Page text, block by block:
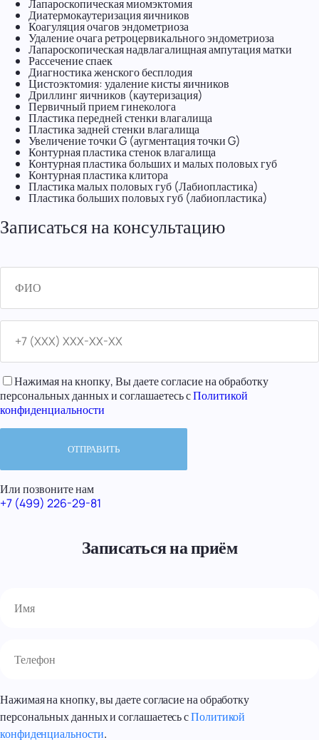
Лапароскопическая миомэктомия
Диатермокаутеризация яичников
Коагуляция очагов эндометриоза
Удаление очага ретроцервикального эндометриоза
Лапароскопическая надвлагалищная ампутация матки
Рассечение спаек
Диагностика женского бесплодия
Цистоэктомия: удаление кисты яичников
Дриллинг яичников (каутеризация)
Первичный прием гинеколога
Пластика передней стенки влагалища
Пластика задней стенки влагалища
Увеличение точки G (аугментация точки G)
Контурная пластика стенок влагалища
Контурная пластика больших и малых половых губ
Контурная пластика клитора
Пластика малых половых губ (Лабиопластика)
Пластика больших половых губ (лабиопластика)
Записаться на консультацию
Нажимая на кнопку, Вы даете согласие на обработку
персональных данных и соглашаетесь сПолитикой
конфиденциальности
Или позвоните нам
+7 (499) 226-29-81
Записаться на приём
Нажимая на кнопку, вы даете согласие на обработку
персональных данных и соглашаетесь сПолитикой
конфиденциальности.